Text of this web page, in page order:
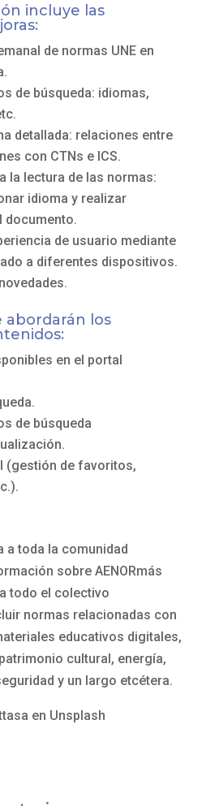
incluye las
de normas UNE en
de búsqueda: idiomas,
detallada: relaciones entre
con CTNs e ICS.
la lectura de las normas:
idioma y realizar
documento.
de usuario mediante
a diferentes dispositivos.
abordarán los
en el portal
de búsqueda
(gestión de favoritos,
a toda la comunidad
sobre AENORmás
todo el colectivo
normas relacionadas con
educativos digitales,
cultural, energía,
y un largo etcétera.
en Unsplash